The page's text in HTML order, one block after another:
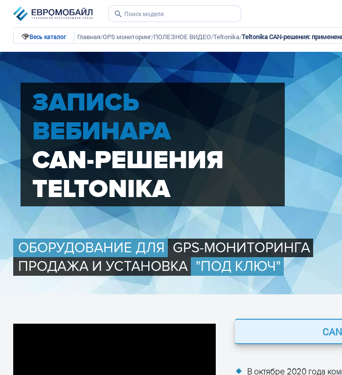
Весь каталог Главная/GPS мониторинг/ПОЛЕЗНОЕ ВИДЕО/Teltonika/Teltonika CAN-решения:
ЗАПИСЬ
ВЕБИНАРА
CAN-РЕШЕНИЯ
TELTONIKA
ОБОРУДОВАНИЕ ДЛЯ GPS-МОНИТОРИНГА
ПРОДАЖА И УСТАНОВКА "ПОД КЛЮЧ"
В октябре 2020 года